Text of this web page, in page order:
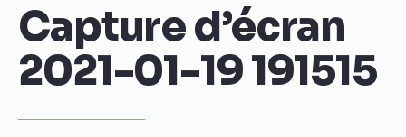
Capture d’écran
2021-01-19 191515